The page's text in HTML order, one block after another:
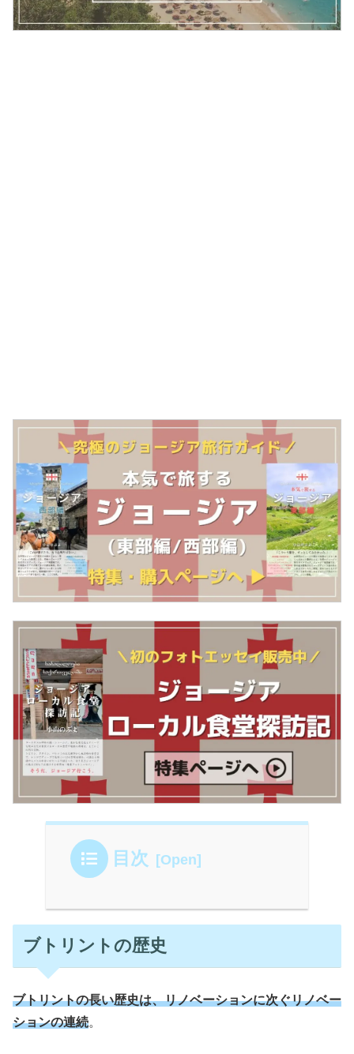
目次
ブトリントの歴史
ブトリントの長い歴史は、リノベーションに次ぐリノベー
ションの連続。